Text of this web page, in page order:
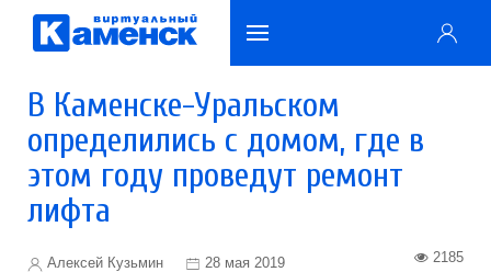
В Каменске-Уральском
определились с домом, где в
этом году проведут ремонт
лифта
Алексей Кузьмин 28 мая 2019 2185